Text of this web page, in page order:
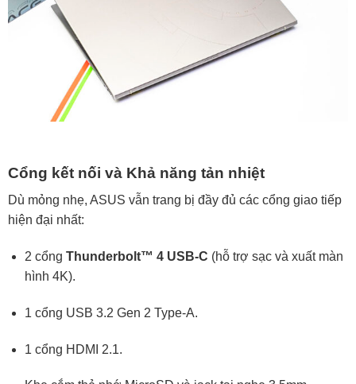
Cổng kết nối và Khả năng tản nhiệt
Dù mỏng nhẹ, ASUS vẫn trang bị đầy đủ các cổng giao tiếp
hiện đại nhất:
2 cổng Thunderbolt™ 4 USB-C (hỗ trợ sạc và xuất màn
hình 4K).
1 cổng USB 3.2 Gen 2 Type-A.
1 cổng HDMI 2.1.